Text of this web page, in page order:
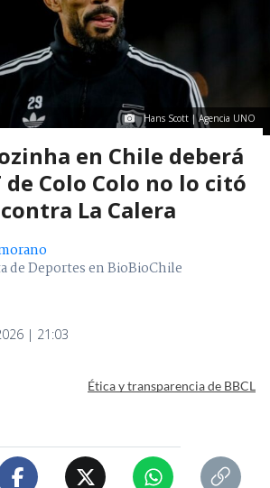
Hans Scott | Agencia UNO
en Chile deberá
de Colo Colo no lo citó
La Calera
de Deportes en BioBioChile
| 21:03
Ética y transparencia de BBCL